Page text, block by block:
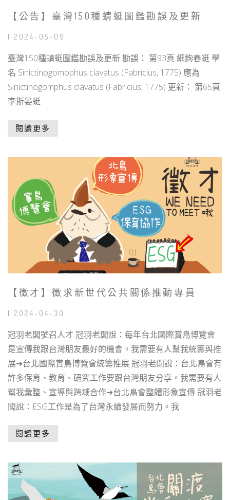
【公告】臺灣150種蜻蜓圖鑑勘誤及更新
| 2024-05-09
臺灣150種蜻蜓圖鑑勘誤及更新 勘誤： 第93頁 細鉤春蜓 學
名 Sinictinogomophus clavatus (Fabricius, 1775) 應為
Sinictinogomphus clavatus (Fabricius, 1775) 更新： 第65頁
李斯晏蜓
閱讀更多
【徵才】徵求新世代公共關係推動專員
| 2024-04-30
冠羽老闆號召人才 󠀠冠羽老闆說：每年台北國際賞鳥博覽會
是宣傳我跟台灣朋友最好的機會。我需要有人幫我統籌與推
展➔台北國際賞鳥博覽會統籌推展 󠀠冠羽老闆說：台北鳥會有
許多保育、教育、研究工作要跟台灣朋友分享。我需要有人
幫我彙整、宣導與跨域合作➔台北鳥會整體形象宣傳 󠀠冠羽老
闆說：ESG工作是為了台灣永續發展而努力。我
閱讀更多